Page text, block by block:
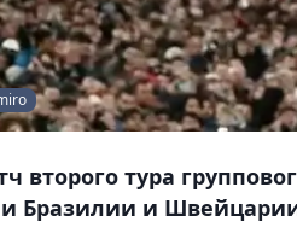
второго тура
Бразилии и